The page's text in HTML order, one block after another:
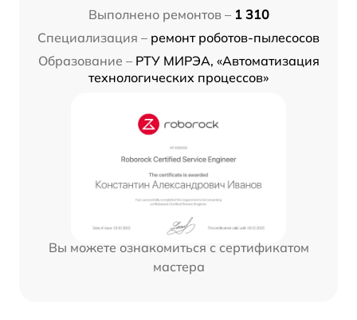
Выполнено ремонтов – 1 310
Специализация – ремонт роботов-пылесосов
Образование – РТУ МИРЭА, «Автоматизация
технологических процессов»
Вы можете ознакомиться с сертификатом
мастера